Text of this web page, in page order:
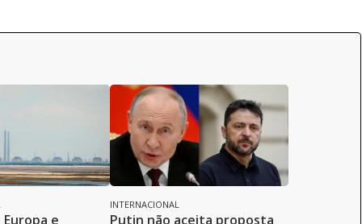
e
o
e
INTERNACIONAL
Putin não aceita proposta